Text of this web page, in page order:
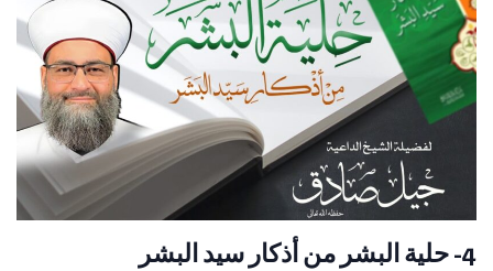
4- حلية البشر من أذكار سيد البشر